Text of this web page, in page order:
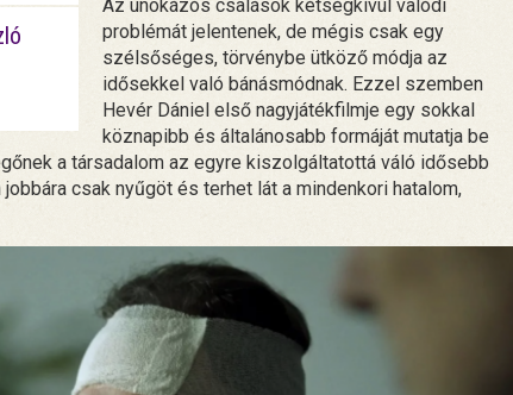
Az unokázós csalások kétségkívül valódi
problémát jelentenek, de mégis csak egy
szélsőséges, törvénybe ütköző módja az
idősekkel való bánásmódnak. Ezzel szemben
Hevér Dániel első nagyjátékfilmje egy sokkal
köznapibb és általánosabb formáját mutatja be
a társadalom az egyre kiszolgáltatottá váló idősebb
csak nyűgöt és terhet lát a mindenkori hatalom,